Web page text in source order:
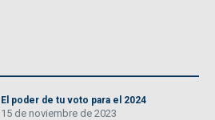
El poder de tu voto para el 2024
15 de noviembre de 2023